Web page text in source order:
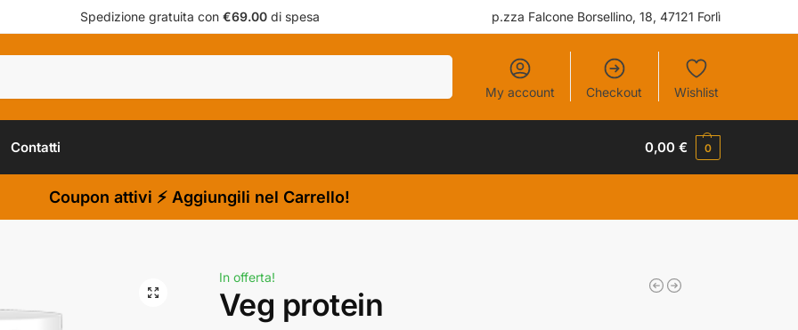
Spedizione gratuita con€69.00 di spesa p.zza Falcone Borsellino, 18, 47121 Forlì
My account Checkout Wishlist
Contatti 0,00€ 0
Coupon attivi ⚡ Aggiungili nel Carrello!
In offerta!
Veg protein